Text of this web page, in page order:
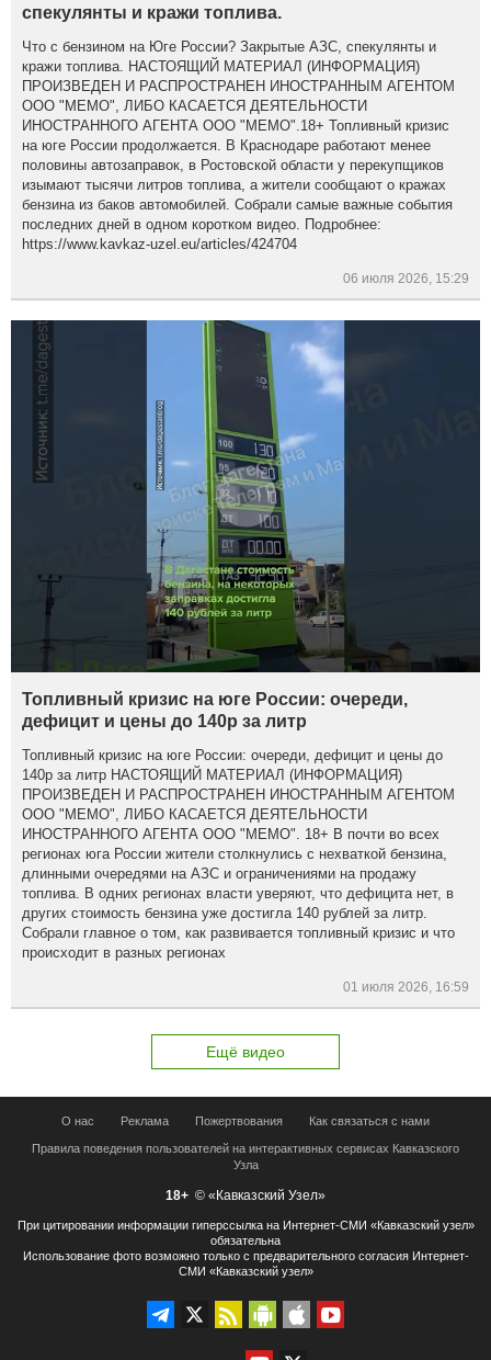
спекулянты и кражи топлива.
Что с бензином на Юге России? Закрытые АЗС, спекулянты и
кражи топлива. НАСТОЯЩИЙ МАТЕРИАЛ (ИНФОРМАЦИЯ)
ПРОИЗВЕДЕН И РАСПРОСТРАНЕН ИНОСТРАННЫМ АГЕНТОМ
ООО "МЕМО", ЛИБО КАСАЕТСЯ ДЕЯТЕЛЬНОСТИ
ИНОСТРАННОГО АГЕНТА ООО "МЕМО".18+ Топливный кризис
на юге России продолжается. В Краснодаре работают менее
половины автозаправок, в Ростовской области у перекупщиков
изымают тысячи литров топлива, а жители сообщают о кражах
бензина из баков автомобилей. Собрали самые важные события
последних дней в одном коротком видео. Подробнее:
https://www.kavkaz-uzel.eu/articles/424704
06 июля 2026, 15:29
Топливный кризис на юге России: очереди,
дефицит и цены до 140р за литр
Топливный кризис на юге России: очереди, дефицит и цены до
140р за литр НАСТОЯЩИЙ МАТЕРИАЛ (ИНФОРМАЦИЯ)
ПРОИЗВЕДЕН И РАСПРОСТРАНЕН ИНОСТРАННЫМ АГЕНТОМ
ООО "МЕМО", ЛИБО КАСАЕТСЯ ДЕЯТЕЛЬНОСТИ
ИНОСТРАННОГО АГЕНТА ООО "МЕМО". 18+ В почти во всех
регионах юга России жители столкнулись с нехваткой бензина,
длинными очередями на АЗС и ограничениями на продажу
топлива. В одних регионах власти уверяют, что дефицита нет, в
других стоимость бензина уже достигла 140 рублей за литр.
Собрали главное о том, как развивается топливный кризис и что
происходит в разных регионах
01 июля 2026, 16:59
Ещё видео
О нас Реклама Пожертвования Как связаться с нами
Правила поведения пользователей на интерактивных сервисах Кавказского
Узла
18+ © «Кавказский Узел»
При цитировании информации гиперссылка на Интернет-СМИ «Кавказский узел»
обязательна
Использование фото возможно только с предварительного согласия Интернет-
СМИ «Кавказский узел»